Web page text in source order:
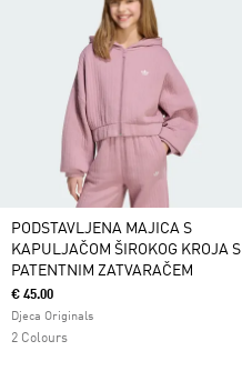
PODSTAVLJENA MAJICA S
KAPULJAČOM ŠIROKOG KROJA S
PATENTNIM ZATVARAČEM
€ 45.00
Djeca Originals
2 Colours